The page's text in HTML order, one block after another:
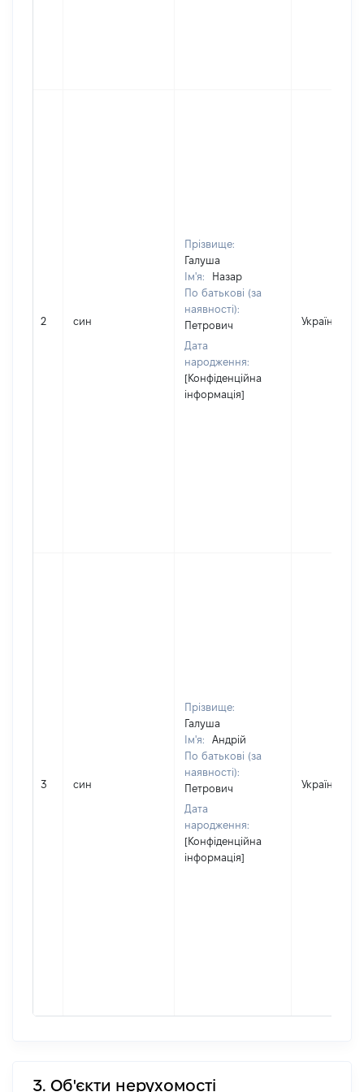
2 син
Прізвище:
Галуша
Ім'я:
Назар
По батькові (за
наявності):
Петрович
Дата
народження:
[Конфіденційна
інформація]
Україна
3 син
Прізвище:
Галуша
Ім'я:
Андрій
По батькові (за
наявності):
Петрович
Дата
народження:
[Конфіденційна
інформація]
Україна
3. Об'єкти нерухомості